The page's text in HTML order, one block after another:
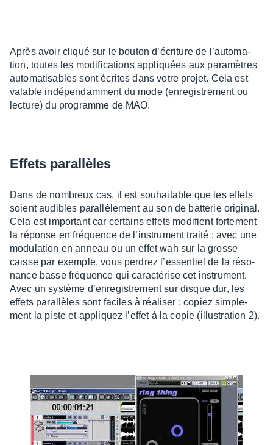
Après avoir cliqué sur le bouton d’écri­ture de l’au­to­ma­
tion, toutes les modi­fi­ca­tions appliquées aux para­mètres
auto­ma­ti­sables sont écrites dans votre projet. Cela est
valable indé­pen­dam­ment du mode (enre­gis­tre­ment ou
lecture) du programme de MAO.
Effets paral­lèles
Dans de nombreux cas, il est souhai­table que les effets
soient audibles paral­lè­le­ment au son de batte­rie origi­nal.
Cela est impor­tant car certains effets modi­fient forte­ment
la réponse en fréquence de l’ins­tru­ment traité : avec une
modu­la­tion en anneau ou un effet wah sur la grosse
caisse par exemple, vous perdrez l’es­sen­tiel de la réso­
nance basse fréquence qui carac­té­rise cet instru­ment.
Avec un système d’en­re­gis­tre­ment sur disque dur, les
effets paral­lèles sont faciles à réali­ser : copiez simple­
ment la piste et appliquez l’ef­fet à la copie (illus­tra­tion 2).